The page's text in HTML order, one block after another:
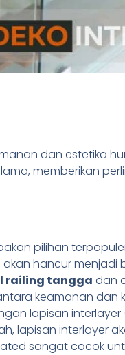
dan estetika
memberikan
pilihan
hancur menjadi
railing tangga dan
keamanan dan
lapisan interlayer
lapisan interlayer
sangat cocok